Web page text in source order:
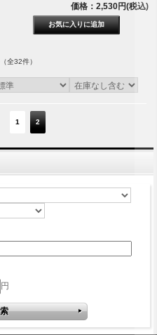
価格：2,530円(税込)
（全32件）
1 2
円